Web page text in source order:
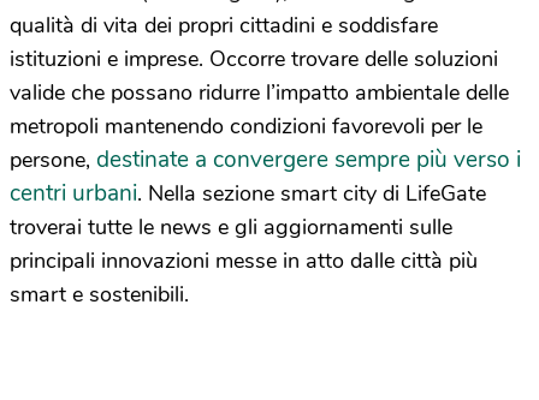
qualità di vita dei propri cittadini e soddisfare
istituzioni e imprese. Occorre trovare delle soluzioni
valide che possano ridurre l’impatto ambientale delle
metropoli mantenendo condizioni favorevoli per le
persone, destinate a convergere sempre più verso i
centri urbani. Nella sezione smart city di LifeGate
troverai tutte le news e gli aggiornamenti sulle
principali innovazioni messe in atto dalle città più
smart e sostenibili.